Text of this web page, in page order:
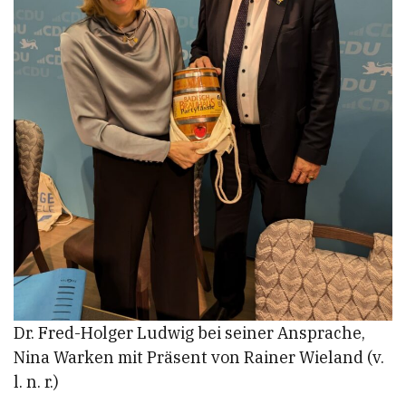
Dr. Fred-Holger Ludwig bei seiner Ansprache,
Nina Warken mit Präsent von Rainer Wieland (v.
l. n. r.)